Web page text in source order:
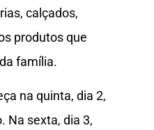
calçados,
produtos que
família.
na quinta, dia 2,
Na sexta, dia 3,